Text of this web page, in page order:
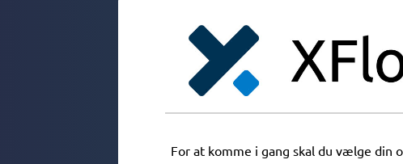
For at komme i gang skal du vælge din